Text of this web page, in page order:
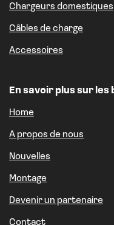
Chargeurs domestiques
Câbles de charge
Accessoires
En savoir plus sur
Home
A propos de nous
Nouvelles
Montage
Devenir un partenaire
Contact